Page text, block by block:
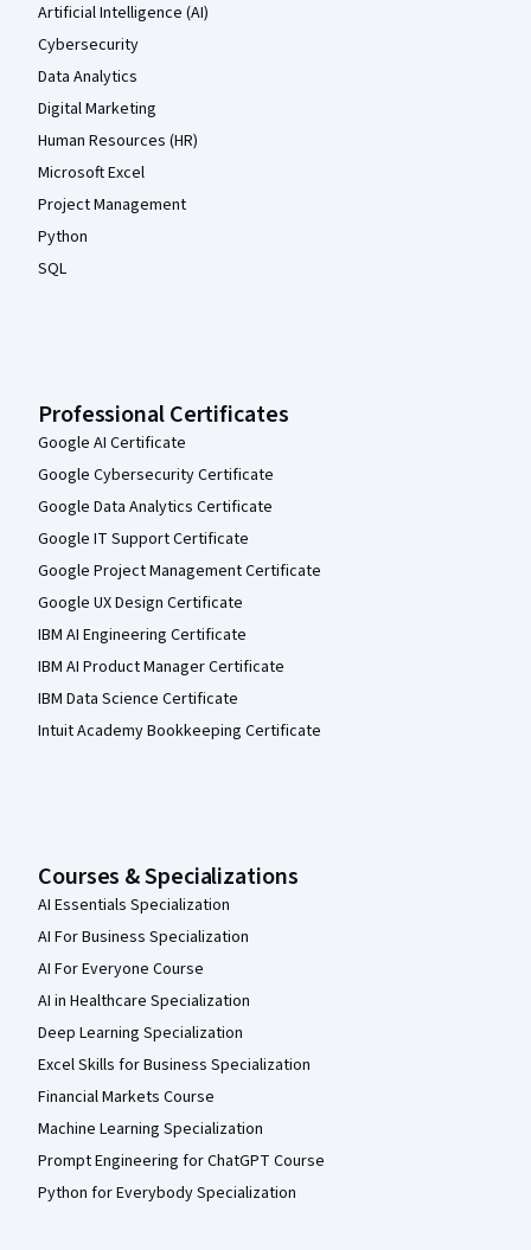
Artificial Intelligence (AI)
Cybersecurity
Data Analytics
Digital Marketing
Human Resources (HR)
Microsoft Excel
Project Management
Python
SQL
Professional Certificates
Google AI Certificate
Google Cybersecurity Certificate
Google Data Analytics Certificate
Google IT Support Certificate
Google Project Management Certificate
Google UX Design Certificate
IBM AI Engineering Certificate
IBM AI Product Manager Certificate
IBM Data Science Certificate
Intuit Academy Bookkeeping Certificate
Courses & Specializations
AI Essentials Specialization
AI For Business Specialization
AI For Everyone Course
AI in Healthcare Specialization
Deep Learning Specialization
Excel Skills for Business Specialization
Financial Markets Course
Machine Learning Specialization
Prompt Engineering for ChatGPT Course
Python for Everybody Specialization